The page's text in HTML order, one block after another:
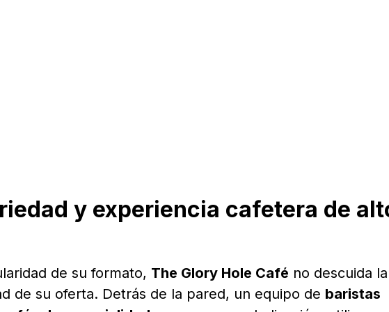
y experiencia cafetera de
de su formato, The Glory Hole Café no descuida la
de su oferta. Detrás de la pared, un equipo de baristas